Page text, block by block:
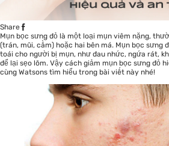
Share
Mụn bọc sưng đỏ là một loại mụn viêm nặng,
(trán, mũi, cằm) hoặc hai bên má. Mụn bọc sưng
toái cho người bị mụn, như đau nhức, ngứa rát,
để lại sẹo lõm. Vậy cách giảm mụn bọc sưng đỏ
cùng Watsons tìm hiểu trong bài viết này nhé!